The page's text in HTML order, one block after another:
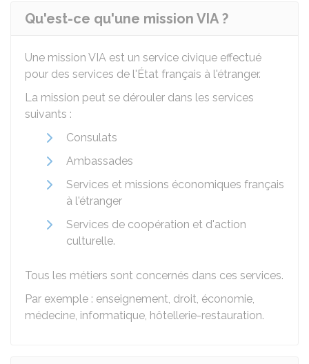
Qu'est-ce qu'une mission VIA ?
Une mission VIA est un service civique effectué
pour des services de l'État français à l'étranger.
La mission peut se dérouler dans les services
suivants :
Consulats
Ambassades
Services et missions économiques français
à l'étranger
Services de coopération et d'action
culturelle.
Tous les métiers sont concernés dans ces services.
Par exemple : enseignement, droit, économie,
médecine, informatique, hôtellerie-restauration.